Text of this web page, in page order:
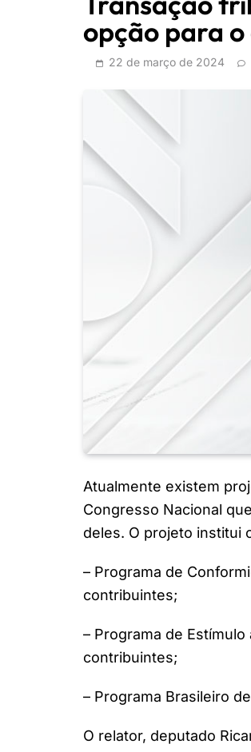
opção para
22 de março de 2024
Atualmente existem
Congresso Nacional
deles. O projeto institui
– Programa de
contribuintes;
– Programa de
contribuintes;
– Programa Brasileiro
O relator, deputado